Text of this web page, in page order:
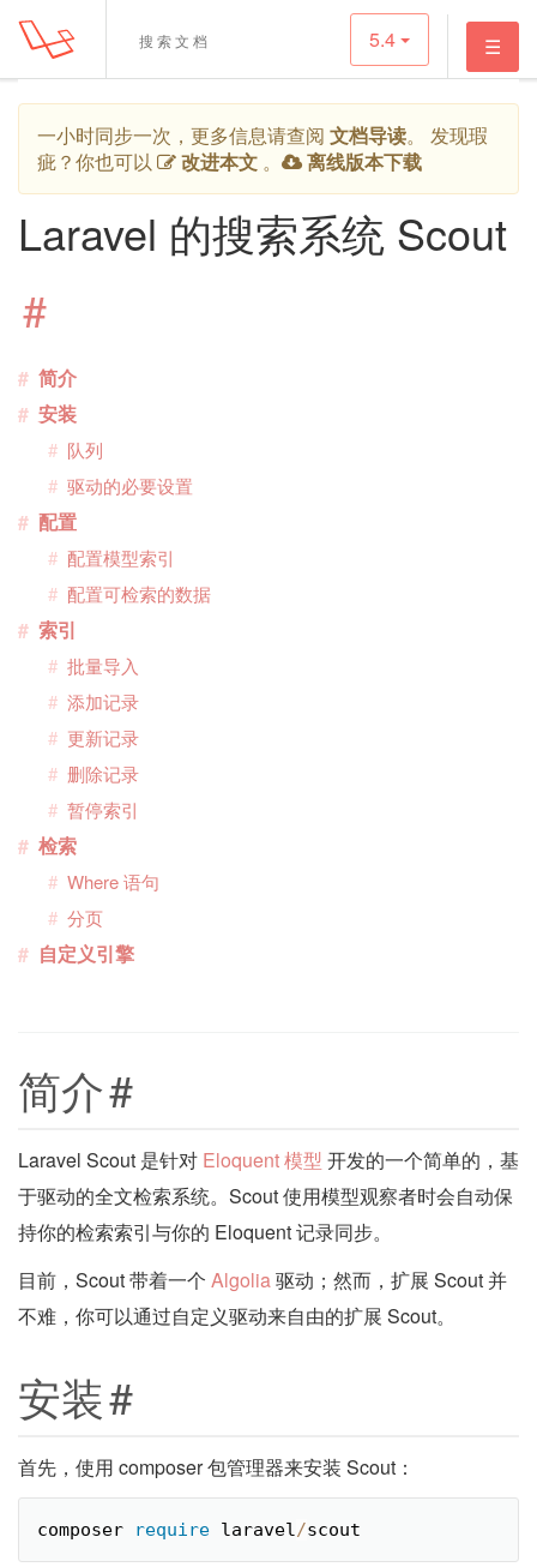
5.4 ☰
一小时同步一次，更多信息请查阅 文档导读。 发现瑕
疵？你也可以
改进本文 。 离线版本下载
Laravel 的搜索系统 Scout
#
简介
安装
队列
驱动的必要设置
配置
配置模型索引
配置可检索的数据
索引
批量导入
添加记录
更新记录
删除记录
暂停索引
检索
Where 语句
分页
自定义引擎
简介#
Laravel Scout 是针对 Eloquent 模型 开发的一个简单的，基
于驱动的全文检索系统。Scout 使用模型观察者时会自动保
持你的检索索引与你的 Eloquent 记录同步。
目前，Scout 带着一个 Algolia驱动；然而，扩展 Scout 并
不难，你可以通过自定义驱动来自由的扩展 Scout。
安装#
首先，使用 composer 包管理器来安装 Scout：
composer require laravel/scout